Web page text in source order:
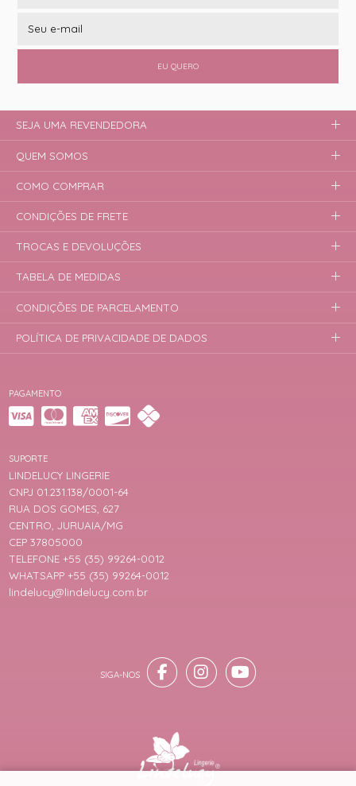
EU QUERO
PAGAMENTO
SUPORTE
LINDELUCY LINGERIE
CNPJ 01.231.138/0001-64
RUA DOS GOMES, 627
CENTRO, JURUAIA/MG
CEP 37805000
TELEFONE +55 (35) 99264-0012
WHATSAPP +55 (35) 99264-0012
lindelucy@lindelucy.com.br
SEJA UMA REVENDEDORA
QUEM SOMOS
COMO COMPRAR
CONDIÇÕES DE FRETE
TROCAS E DEVOLUÇÕES
TABELA DE MEDIDAS
CONDIÇÕES DE PARCELAMENTO
POLÍTICA DE PRIVACIDADE DE DADOS